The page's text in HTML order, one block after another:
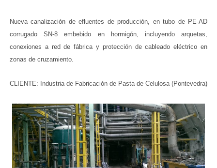
Nueva canalización de efluentes de producción, en tubo de PE-AD
corrugado SN-8 embebido en hormigón, incluyendo arquetas,
conexiones a red de fábrica y protección de cableado eléctrico en
zonas de cruzamiento.
CLIENTE: Industria de Fabricación de Pasta de Celulosa (Pontevedra)